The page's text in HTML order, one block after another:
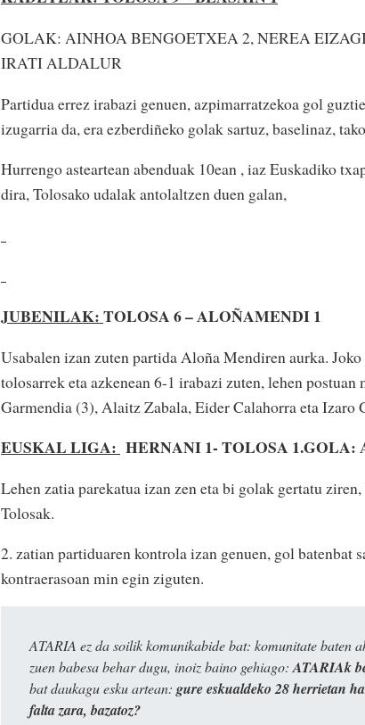
GOLAK: AINHOA BENGOETXEA 2, NEREA
IRATI ALDALUR
Partidua errez irabazi genuen, azpimarratzekoa gol
izugarria da, era ezberdiñeko golak sartuz, baselinaz,
Hurrengo asteartean abenduak 10ean , iaz Euskadiko
dira, Tolosako udalak antolaltzen duen galan,
JUBENILAK:TOLOSA 6 – ALOÑAMENDI 1
Usabalen izan zuten partida Aloña Mendiren aurka.
tolosarrek eta azkenean 6-1 irabazi zuten, lehen
Garmendia (3), Alaitz Zabala, Eider Calahorra eta Izaro
EUSKAL LIGA: HERNANI 1- TOLOSA 1.GOLA:
Lehen zatia parekatua izan zen eta bi golak gertatu
Tolosak.
2. zatian partiduaren kontrola izan genuen, gol batenbat
kontraerasoan min egin ziguten.
ATARIA ez da soilik komunikabide bat: komunitate baten
zuen babesa behar dugu, inoiz baino gehiago: ATARIAk
bat daukagu esku artean: gure eskualdeko 28 herrietan
falta zara, bazatoz?